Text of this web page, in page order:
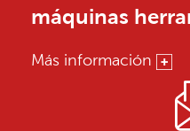
máquinas
Más información